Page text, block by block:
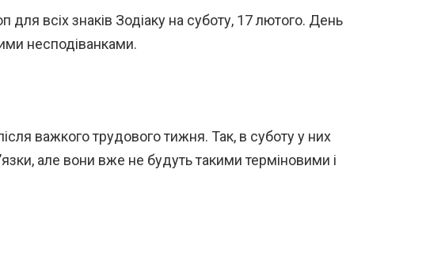
для всіх знаків Зодіаку на суботу, 17 лютого. День
несподіванками.
важкого трудового тижня. Так, в суботу у них
але вони вже не будуть такими терміновими і